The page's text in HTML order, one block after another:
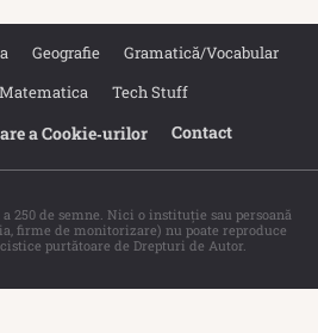
Geografie
Gramatică/Vocabular
Matematica Tech Stuff
a Cookie‐urilor Contact
250 de semne. Nici o instituţie sau persoană
firme de monitorizare) nu poate reproduce
purtătoare de Drepturi de Autor.